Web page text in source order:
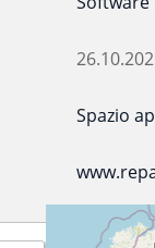
Spazio